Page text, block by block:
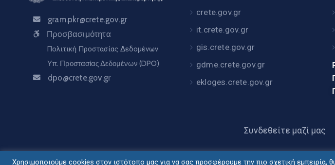
gram.pkr@crete.gov.gr
Προσβασιμότητα
Πολιτική Προστασίας Δεδομένων
Υπ. Προστασίας Δεδομένων (DPO)
dpo@crete.gov.gr
crete.gov.gr
it.crete.gov.gr
gis.crete.gov.gr
gdme.crete.gov.gr
ekloges.crete.gov.gr
Συνδεθείτε μαζί μας
Χρησιμοποιούμε cookies στον ιστότοπο μας για να σας προσφέρουμε την πιο σχετική εμπειρία,